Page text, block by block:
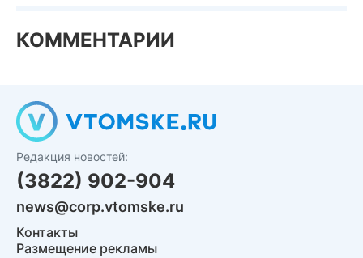
КОММЕНТАРИИ
Редакция новостей:
(3822) 902-904
news@corp.vtomske.ru
Контакты
Размещение рекламы